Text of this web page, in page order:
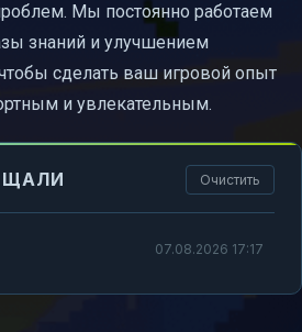
Мы постоянно работаем
знаний и улучшением
сделать ваш игровой опыт
и увлекательным.
Очистить
07.08.2026 17:17